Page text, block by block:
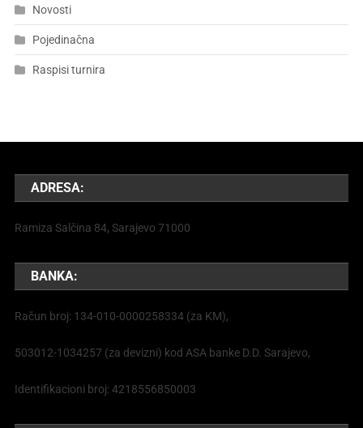
Novosti
Pojedinačna
Raspisi turnira
ADRESA:
Ramiza Salčina 84, Sarajevo 71000
BANKA:
Račun broj: 134-010-0000258334 (za KM),
503012-1034257 (za devizni) kod ASA banke D.D. Sarajevo,
Identifikacioni broj: 4218556850003